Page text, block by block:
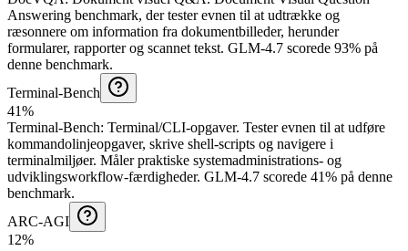
Answering benchmark, der tester evnen til at udtrække og
ræsonnere om information fra dokumentbilleder, herunder
formularer, rapporter og scannet tekst. GLM-4.7 scorede 93% på
denne benchmark.
Terminal-Bench
41%
Terminal-Bench: Terminal/CLI-opgaver. Tester evnen til at udføre
kommandolinjeopgaver, skrive shell-scripts og navigere i
terminalmiljøer. Måler praktiske systemadministrations- og
udviklingsworkflow-færdigheder. GLM-4.7 scorede 41% på denne
benchmark.
ARC-AGI
12%